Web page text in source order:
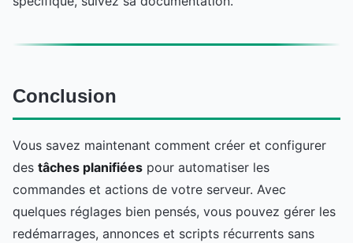
Conclusion
Vous savez maintenant comment créer et configurer
des tâches planifiées pour automatiser les
commandes et actions de votre serveur. Avec
quelques réglages bien pensés, vous pouvez gérer les
redémarrages, annonces et scripts récurrents sans